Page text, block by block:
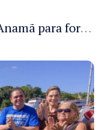
Cosama inicia força-tarefa em Anamã para fortalecer abastecimento de água e segurança hídrica da população